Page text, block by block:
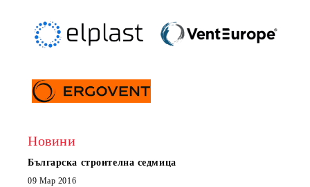
Новини
Българска строителна седмица
09 Мар 2016